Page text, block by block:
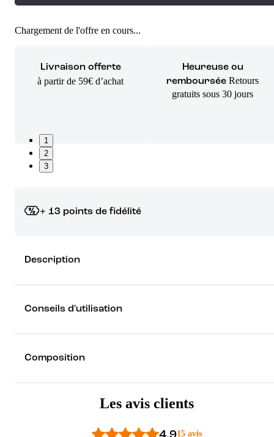
Chargement de l'offre en cours...
Livraison offerte
à partir de 59€ d’achat
Heureuse ou
remboursée Retours
gratuits sous 30 jours
1
2
3
+ 13 points de fidélité
rêver !
Découvrez les récompenses
Description
Conseils d'utilisation
Composition
Les avis clients
15 avis